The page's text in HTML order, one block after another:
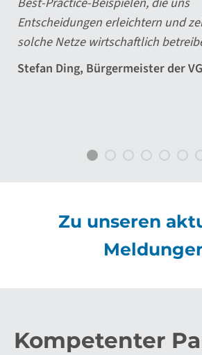
fortzusetzen."
Manuel Follmann, Bürgermeister
Zu unseren
Kompetenter